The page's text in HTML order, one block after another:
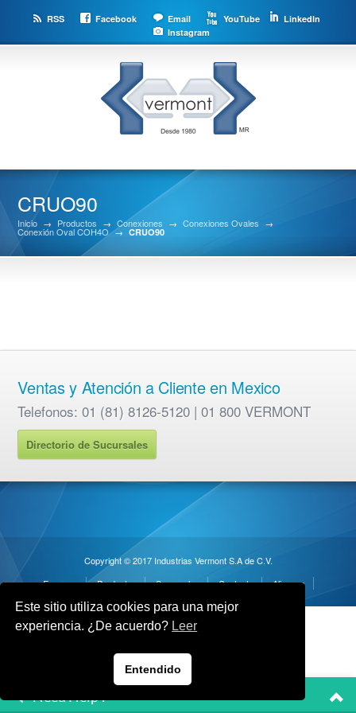
RSS Facebook Email YouTube
LinkedIn
Instagram
CRUO90
Inicio → Productos → Conexiones → Conexiones Ovales →
Conexión Oval COH4O → CRUO90
Ventas y Atención a Cliente en Mexico
Telefonos: 01 (81) 8126-5120 | 01 800 VERMONT
Directorio de Sucursales
Copyright © 2017 Industrias Vermont S.A de C.V.
Empresa
Productos Sucursales Contacto Alianzas
Need Help ?
Este sitio utiliza cookies para una mejor
experiencia. ¿De acuerdo? Leer
Entendido